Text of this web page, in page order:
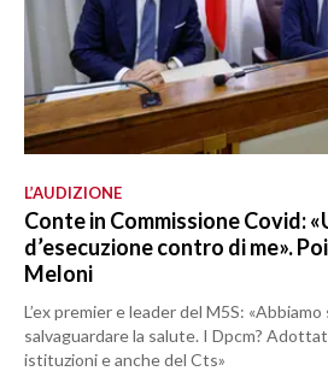
L’AUDIZIONE
Conte in Commissione Covid:
d’esecuzione contro di me».
Meloni
L’ex premier e leader del M5S:
salvaguardare la salute. I Dpcm?
istituzioni e anche del Cts»